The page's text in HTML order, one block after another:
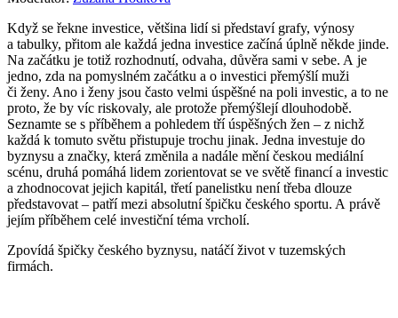
Když se řekne investice, většina lidí si představí grafy, výnosy
a tabulky, přitom ale každá jedna investice začíná úplně někde jinde.
Na začátku je totiž rozhodnutí, odvaha, důvěra sami v sebe. A je
jedno, zda na pomyslném začátku a o investici přemýšlí muži
či ženy. Ano i ženy jsou často velmi úspěšné na poli investic, a to ne
proto, že by víc riskovaly, ale protože přemýšlejí dlouhodobě.
Seznamte se s příběhem a pohledem tří úspěšných žen – z nichž
každá k tomuto světu přistupuje trochu jinak. Jedna investuje do
byznysu a značky, která změnila a nadále mění českou mediální
scénu, druhá pomáhá lidem zorientovat se ve světě financí a investic
a zhodnocovat jejich kapitál, třetí panelistku není třeba dlouze
představovat – patří mezi absolutní špičku českého sportu. A právě
jejím příběhem celé investiční téma vrcholí.
Zpovídá špičky českého byznysu, natáčí život v tuzemských
firmách.